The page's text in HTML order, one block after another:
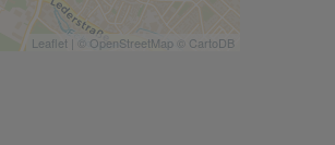
Leaflet | © OpenStreetMap © CartoDB